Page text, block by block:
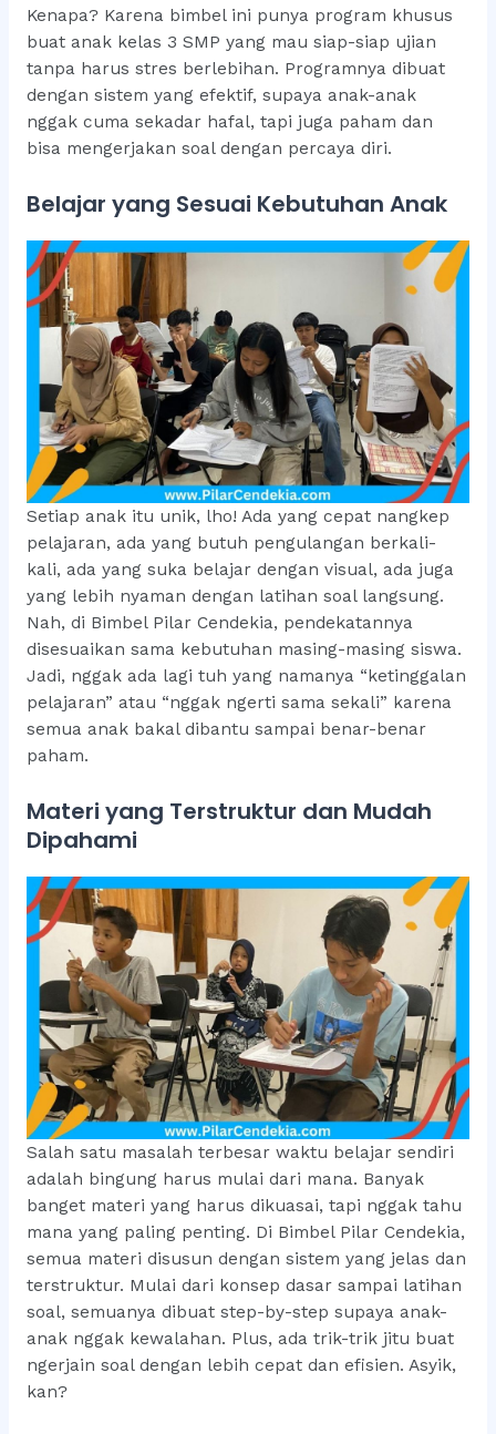
Kenapa? Karena bimbel ini punya program khusus
buat anak kelas 3 SMP yang mau siap-siap ujian
tanpa harus stres berlebihan. Programnya dibuat
dengan sistem yang efektif, supaya anak-anak
nggak cuma sekadar hafal, tapi juga paham dan
bisa mengerjakan soal dengan percaya diri.
Belajar yang Sesuai Kebutuhan Anak
Setiap anak itu unik, lho! Ada yang cepat nangkep
pelajaran, ada yang butuh pengulangan berkali-
kali, ada yang suka belajar dengan visual, ada juga
yang lebih nyaman dengan latihan soal langsung.
Nah, di Bimbel Pilar Cendekia, pendekatannya
disesuaikan sama kebutuhan masing-masing siswa.
Jadi, nggak ada lagi tuh yang namanya “ketinggalan
pelajaran” atau “nggak ngerti sama sekali” karena
semua anak bakal dibantu sampai benar-benar
paham.
Materi yang Terstruktur dan Mudah
Dipahami
Salah satu masalah terbesar waktu belajar sendiri
adalah bingung harus mulai dari mana. Banyak
banget materi yang harus dikuasai, tapi nggak tahu
mana yang paling penting. Di Bimbel Pilar Cendekia,
semua materi disusun dengan sistem yang jelas dan
terstruktur. Mulai dari konsep dasar sampai latihan
soal, semuanya dibuat step-by-step supaya anak-
anak nggak kewalahan. Plus, ada trik-trik jitu buat
ngerjain soal dengan lebih cepat dan efisien. Asyik,
kan?